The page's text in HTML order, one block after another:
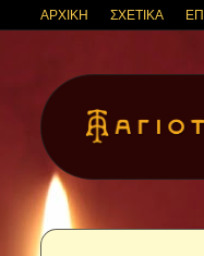
ΑΡΧΙΚΗ ΣΧΕΤΙΚΑ